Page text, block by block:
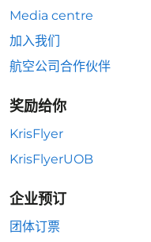
Media centre
加入我们
航空公司合作伙伴
奖励给你
KrisFlyer
KrisFlyerUOB
企业预订
团体订票